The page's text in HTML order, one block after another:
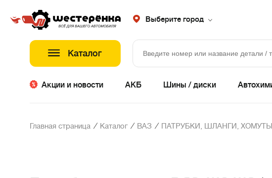
Выберите город
Каталог
Акции и новости АКБ Шины / диски
Главная страница / Каталог / ВАЗ / ПАТРУБКИ, ШЛАНГИ, ХОМУТЫ